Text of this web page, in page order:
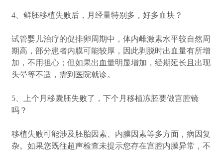
4、鲜胚移植失败后，月经量特别多，好多血块？
试管婴儿治疗的促排卵周期中，体内雌激素水平较自然周
期高，部分患者内膜可能较厚，因此剥脱时出血量有所增
加，不用担心；但如果出血量明显增加，经期延长且出现
头晕等不适，需到医院就诊。
5、上个月移囊胚失败了，下个月移植冻胚要做宫腔镜
吗？
移植失败可能涉及胚胎因素、内膜因素等多方面，病因复
杂。如果您既往超声检查未提示您存在宫腔内膜异常，不